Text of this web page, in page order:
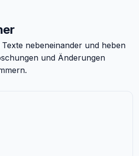
nebeneinander und heben
und Änderungen